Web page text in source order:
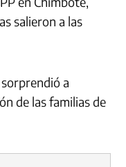
salieron a las
a
de las familias de